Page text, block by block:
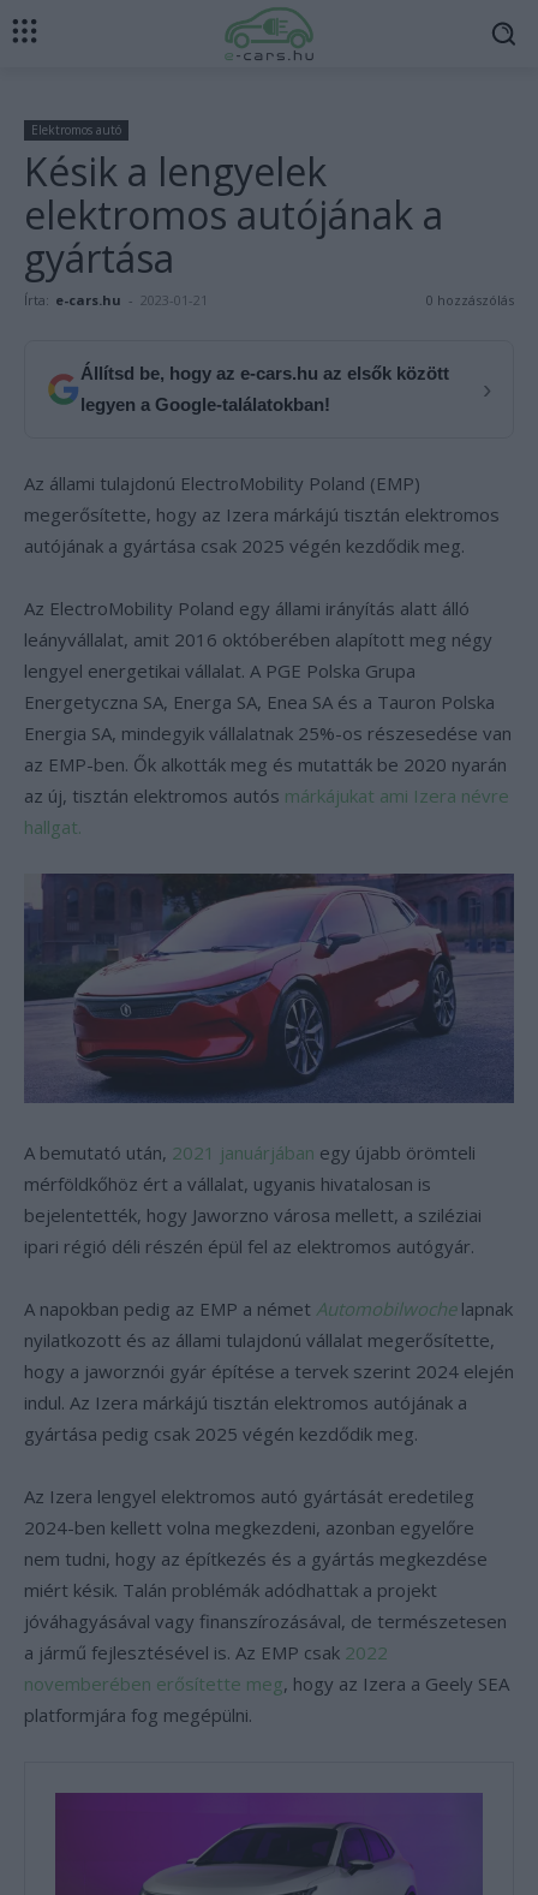
Elektromos autó
Késik a lengyelek
elektromos autójának a
gyártása
Írta: e-cars.hu - 2023-01-21 0 hozzászólás
Állítsd be, hogy az e-cars.hu az elsők között
legyen a Google-találatokban!
›
Az állami tulajdonú ElectroMobility Poland (EMP)
megerősítette, hogy az Izera márkájú tisztán elektromos
autójának a gyártása csak 2025 végén kezdődik meg.
Az ElectroMobility Poland egy állami irányítás alatt álló
leányvállalat, amit 2016 októberében alapított meg négy
lengyel energetikai vállalat. A PGE Polska Grupa
Energetyczna SA, Energa SA, Enea SA és a Tauron Polska
Energia SA, mindegyik vállalatnak 25%-os részesedése van
az EMP-ben. Ők alkották meg és mutatták be 2020 nyarán
az új, tisztán elektromos autós márkájukat ami Izera névre
hallgat.
A bemutató után, 2021 januárjában egy újabb örömteli
mérföldkőhöz ért a vállalat, ugyanis hivatalosan is
bejelentették, hogy Jaworzno városa mellett, a sziléziai
ipari régió déli részén épül fel az elektromos autógyár.
A napokban pedig az EMP a német Automobilwochelapnak
nyilatkozott és az állami tulajdonú vállalat megerősítette,
hogy a jaworznói gyár építése a tervek szerint 2024 elején
indul. Az Izera márkájú tisztán elektromos autójának a
gyártása pedig csak 2025 végén kezdődik meg.
Az Izera lengyel elektromos autó gyártását eredetileg
2024-ben kellett volna megkezdeni, azonban egyelőre
nem tudni, hogy az építkezés és a gyártás megkezdése
miért késik. Talán problémák adódhattak a projekt
jóváhagyásával vagy finanszírozásával, de természetesen
a jármű fejlesztésével is. Az EMP csak 2022
novemberében erősítette meg, hogy az Izera a Geely SEA
platformjára fog megépülni.